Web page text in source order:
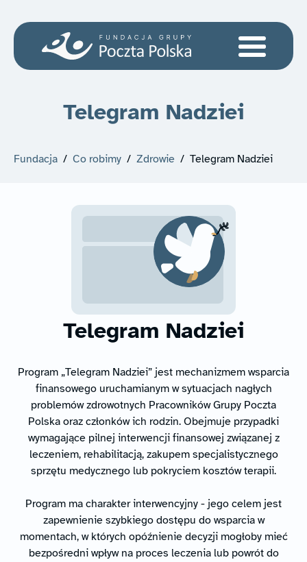
Telegram Nadziei
Fundacja / Co robimy / Zdrowie / Telegram Nadziei
Telegram Nadziei
Program „Telegram Nadziei” jest mechanizmem wsparcia
finansowego uruchamianym w sytuacjach nagłych
problemów zdrowotnych Pracowników Grupy Poczta
Polska oraz członków ich rodzin. Obejmuje przypadki
wymagające pilnej interwencji finansowej związanej z
leczeniem, rehabilitacją, zakupem specjalistycznego
sprzętu medycznego lub pokryciem kosztów terapii.
Program ma charakter interwencyjny - jego celem jest
zapewnienie szybkiego dostępu do wsparcia w
momentach, w których opóźnienie decyzji mogłoby mieć
bezpośredni wpływ na proces leczenia lub powrót do